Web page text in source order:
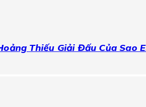
Thiếu Giải Đấu Của Sao